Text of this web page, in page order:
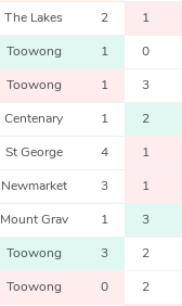
The Lakes 2 1
Toowong 1 0
Toowong 1 3
Centenary 1 2
St George 4 1
Newmarket 3 1
Mount Grav 1 3
Toowong 3 2
Toowong 0 2